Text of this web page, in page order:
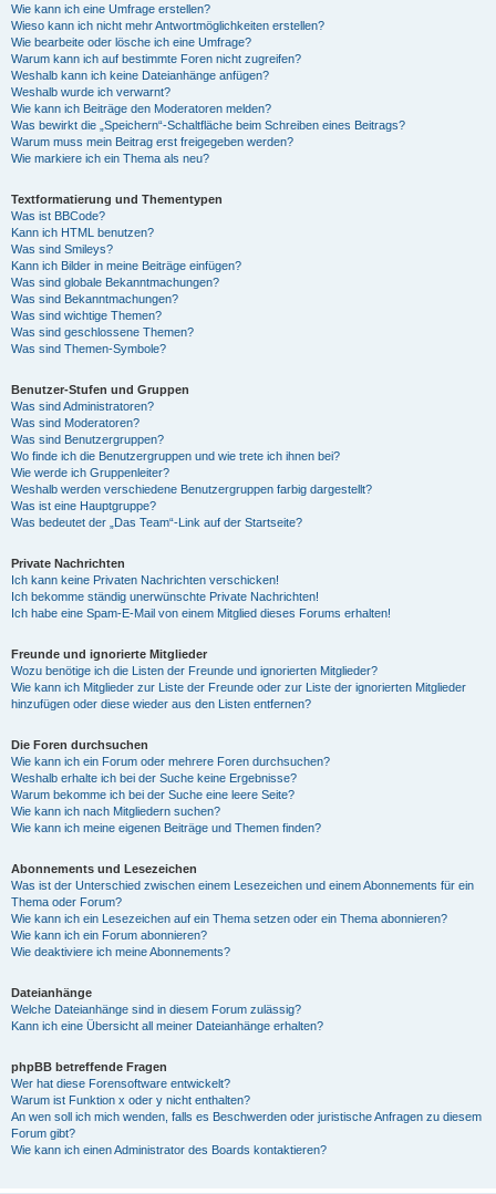
Wie kann ich eine Umfrage erstellen?
Wieso kann ich nicht mehr Antwortmöglichkeiten erstellen?
Wie bearbeite oder lösche ich eine Umfrage?
Warum kann ich auf bestimmte Foren nicht zugreifen?
Weshalb kann ich keine Dateianhänge anfügen?
Weshalb wurde ich verwarnt?
Wie kann ich Beiträge den Moderatoren melden?
Was bewirkt die „Speichern“-Schaltfläche beim Schreiben eines Beitrags?
Warum muss mein Beitrag erst freigegeben werden?
Wie markiere ich ein Thema als neu?
Textformatierung und Thementypen
Was ist BBCode?
Kann ich HTML benutzen?
Was sind Smileys?
Kann ich Bilder in meine Beiträge einfügen?
Was sind globale Bekanntmachungen?
Was sind Bekanntmachungen?
Was sind wichtige Themen?
Was sind geschlossene Themen?
Was sind Themen-Symbole?
Benutzer-Stufen und Gruppen
Was sind Administratoren?
Was sind Moderatoren?
Was sind Benutzergruppen?
Wo finde ich die Benutzergruppen und wie trete ich ihnen bei?
Wie werde ich Gruppenleiter?
Weshalb werden verschiedene Benutzergruppen farbig dargestellt?
Was ist eine Hauptgruppe?
Was bedeutet der „Das Team“-Link auf der Startseite?
Private Nachrichten
Ich kann keine Privaten Nachrichten verschicken!
Ich bekomme ständig unerwünschte Private Nachrichten!
Ich habe eine Spam-E-Mail von einem Mitglied dieses Forums erhalten!
Freunde und ignorierte Mitglieder
Wozu benötige ich die Listen der Freunde und ignorierten Mitglieder?
Wie kann ich Mitglieder zur Liste der Freunde oder zur Liste der ignorierten Mitglieder
hinzufügen oder diese wieder aus den Listen entfernen?
Die Foren durchsuchen
Wie kann ich ein Forum oder mehrere Foren durchsuchen?
Weshalb erhalte ich bei der Suche keine Ergebnisse?
Warum bekomme ich bei der Suche eine leere Seite?
Wie kann ich nach Mitgliedern suchen?
Wie kann ich meine eigenen Beiträge und Themen finden?
Abonnements und Lesezeichen
Was ist der Unterschied zwischen einem Lesezeichen und einem Abonnements für ein
Thema oder Forum?
Wie kann ich ein Lesezeichen auf ein Thema setzen oder ein Thema abonnieren?
Wie kann ich ein Forum abonnieren?
Wie deaktiviere ich meine Abonnements?
Dateianhänge
Welche Dateianhänge sind in diesem Forum zulässig?
Kann ich eine Übersicht all meiner Dateianhänge erhalten?
phpBB betreffende Fragen
Wer hat diese Forensoftware entwickelt?
Warum ist Funktion x oder y nicht enthalten?
An wen soll ich mich wenden, falls es Beschwerden oder juristische Anfragen zu diesem
Forum gibt?
Wie kann ich einen Administrator des Boards kontaktieren?